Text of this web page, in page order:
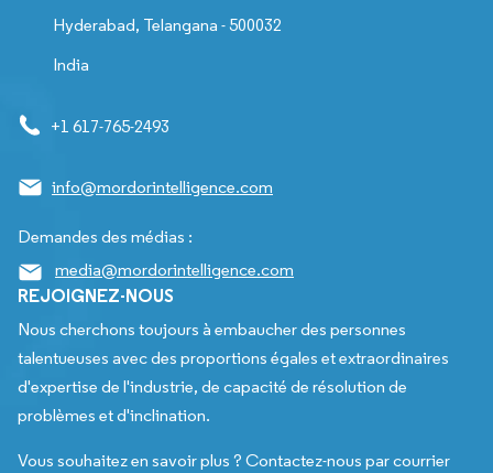
Hyderabad, Telangana - 500032
India
+1 617-765-2493
info@mordorintelligence.com
Demandes des médias :
media@mordorintelligence.com
REJOIGNEZ-NOUS
Nous cherchons toujours à embaucher des personnes
talentueuses avec des proportions égales et extraordinaires
d'expertise de l'industrie, de capacité de résolution de
problèmes et d'inclination.
Vous souhaitez en savoir plus ? Contactez-nous par courrier